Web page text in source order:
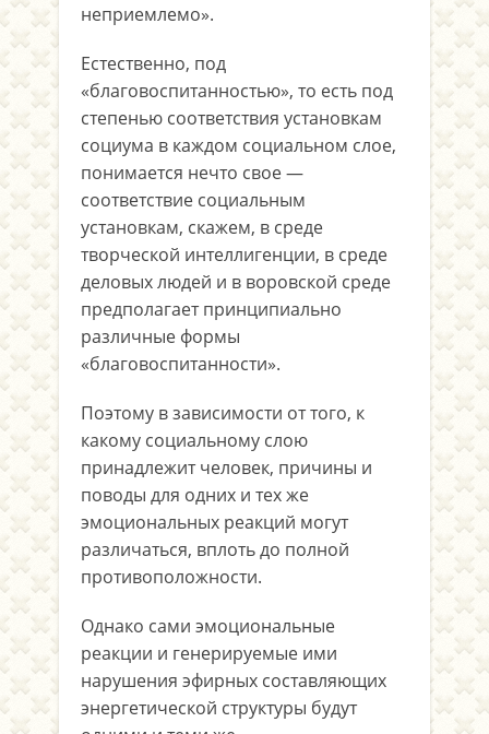
неприемлемо».
Естественно, под
«благовоспитанностью», то есть под
степенью соответствия установкам
социума в каждом социальном слое,
понимается нечто свое —
соответствие социальным
установкам, скажем, в среде
творческой интеллигенции, в среде
деловых людей и в воровской среде
предполагает принципиально
различные формы
«благовоспитанности».
Поэтому в зависимости от того, к
какому социальному слою
принадлежит человек, причины и
поводы для одних и тех же
эмоциональных реакций могут
различаться, вплоть до полной
противоположности.
Однако сами эмоциональные
реакции и генерируемые ими
нарушения эфирных составляющих
энергетической структуры будут